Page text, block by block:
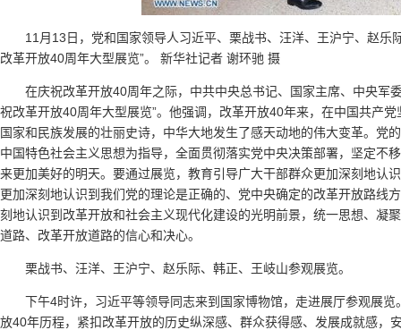
11月13日，党和国家领导人习近平、栗战书、汪洋、王沪宁、赵
改革开放40周年大型展览”。 新华社记者 谢环驰 摄
在庆祝改革开放40周年之际，中共中央总书记、国家主席、中央
祝改革开放40周年大型展览”。他强调，改革开放40年来，在中国共产
国家和民族发展的壮丽史诗，中华大地发生了感天动地的伟大变革。党
中国特色社会主义思想为指导，全面贯彻落实党中央决策部署，坚定不
来更加美好的明天。要通过展览，教育引导广大干部群众更加深刻地认
更加深刻地认识到我们党的理论是正确的、党中央确定的改革开放路线
刻地认识到改革开放和社会主义现代化建设的光明前景，统一思想、凝
道路、改革开放道路的信心和决心。
栗战书、汪洋、王沪宁、赵乐际、韩正、王岐山参观展览。
下午4时许，习近平等领导同志来到国家博物馆，走进展厅参观展
放40年历程，紧扣改革开放的历史纵深感、群众获得感、发展成就感，